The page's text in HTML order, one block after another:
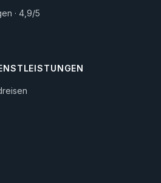
· 4,9/5